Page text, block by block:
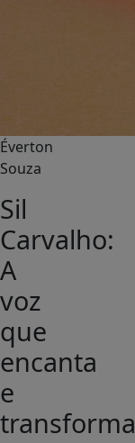
Éverton
Souza
Sil
Carvalho:
A
voz
que
encanta
e
transforma